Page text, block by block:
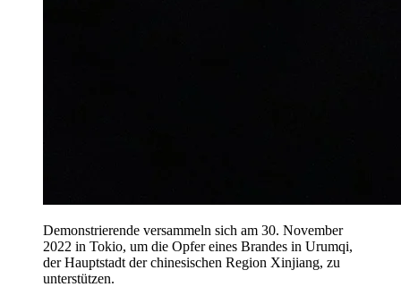
Demonstrierende versammeln sich am 30. November
2022 in Tokio, um die Opfer eines Brandes in Urumqi,
der Hauptstadt der chinesischen Region Xinjiang, zu
unterstützen.